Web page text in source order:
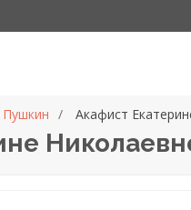
Пушкин Акафист